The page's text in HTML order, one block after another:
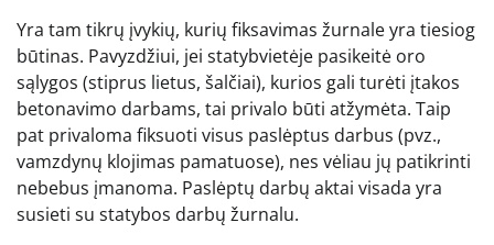
Yra tam tikrų įvykių, kurių fiksavimas žurnale yra tiesiog
būtinas. Pavyzdžiui, jei statybvietėje pasikeitė oro
sąlygos (stiprus lietus, šalčiai), kurios gali turėti įtakos
betonavimo darbams, tai privalo būti atžymėta. Taip
pat privaloma fiksuoti visus paslėptus darbus (pvz.,
vamzdynų klojimas pamatuose), nes vėliau jų patikrinti
nebebus įmanoma. Paslėptų darbų aktai visada yra
susieti su statybos darbų žurnalu.